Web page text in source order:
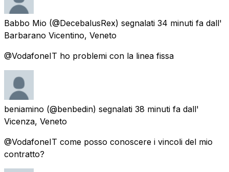
Babbo Mio (@DecebalusRex) segnalati 34 minuti fa dall'
Barbarano Vicentino, Veneto
@VodafoneIT ho problemi con la linea fissa
beniamino (@benbedin) segnalati 38 minuti fa dall'
Vicenza, Veneto
@VodafoneIT come posso conoscere i vincoli del mio
contratto?